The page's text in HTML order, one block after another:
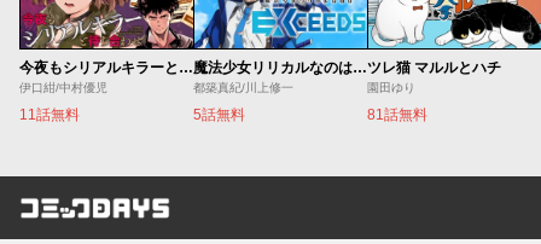
今夜もシリアルキラーと待ち合わせ
伊口紺/中村優児
11話無料
魔法少女リリカルなのは EXCEEDS
都築真紀/川上修一
5話無料
ツレ猫 マルルとハチ
園田ゆり
81話無料
コミックDAYS